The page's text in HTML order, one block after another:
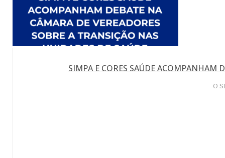
SIMPA E CORES SAÚDE ACOMPANHAM
O